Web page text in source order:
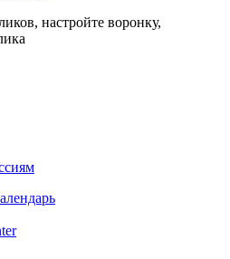
настройте воронку,